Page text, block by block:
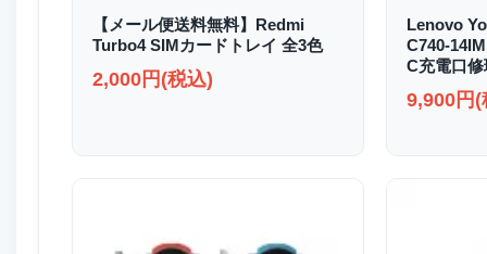
【メール便送料無料】Redmi
Turbo4 SIMカードトレイ 全3色
2,000円(税込)
Lenovo
C740-
C充電口
9,900円(